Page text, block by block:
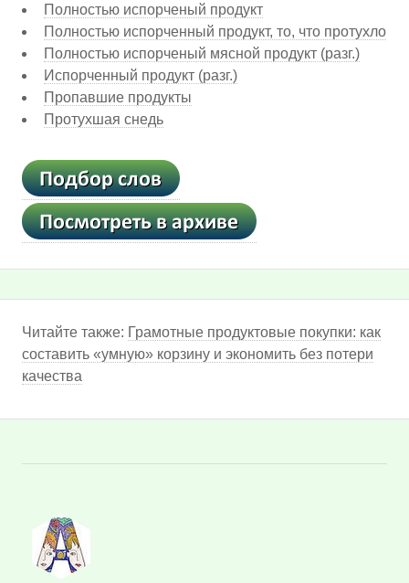
Полностью испорченый продукт
Полностью испорченный продукт, то, что протухло
Полностью испорченый мясной продукт (разг.)
Испорченный продукт (разг.)
Пропавшие продукты
Протухшая снедь
Читайте также: Грамотные продуктовые покупки: как
составить «умную» корзину и экономить без потери
качества